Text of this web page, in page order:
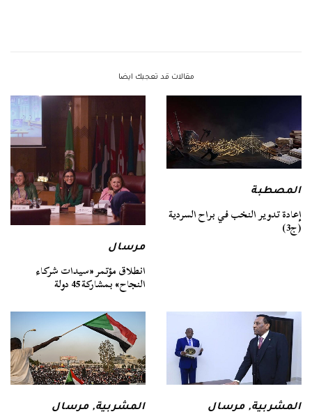
مقالات قد تعجبك ايضا
المصطبة
إعادة تدوير النخب في براح السردية
(ج3)
مرسال
انطلاق مؤتمر «سيدات شركاء
النجاح» بمشاركة 45 دولة
المشربية,مرسال المشربية,مرسال